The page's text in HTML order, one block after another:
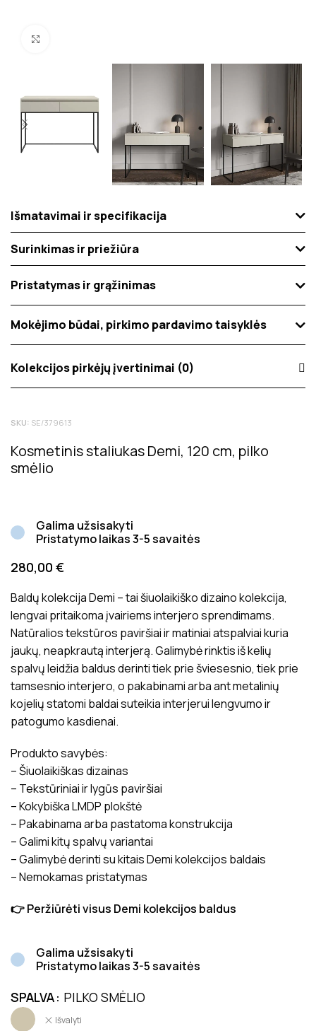
Išmatavimai ir specifikacija
Surinkimas ir priežiūra
Pristatymas ir grąžinimas
Mokėjimo būdai, pirkimo pardavimo taisyklės
Kolekcijos pirkėjų įvertinimai (0)
produktą, gali palikti atsiliepimą. Bendras produktų
įvertinimas rodo bendrą vidutinį klientų įvertinimą.
Atsiliepimai prieš juos paskelbiant yra patikrinami dėl jų
tinkamumo ir aktualumo produkto vertinimui.
SKU: SE/379613
Kosmetinis staliukas Demi, 120 cm, pilko
smėlio
Galima užsisakyti
Pristatymo laikas 3-5 savaitės
280,00 €
Baldų kolekcija Demi – tai šiuolaikiško dizaino kolekcija,
lengvai pritaikoma įvairiems interjero sprendimams.
Natūralios tekstūros paviršiai ir matiniai atspalviai kuria
jaukų, neapkrautą interjerą. Galimybė rinktis iš kelių
spalvų leidžia baldus derinti tiek prie šviesesnio, tiek prie
tamsesnio interjero, o pakabinami arba ant metalinių
kojelių statomi baldai suteikia interjerui lengvumo ir
patogumo kasdienai.
Produkto savybės:
– Šiuolaikiškas dizainas
– Tekstūriniai ir lygūs paviršiai
– Kokybiška LMDP plokštė
– Pakabinama arba pastatoma konstrukcija
– Galimi kitų spalvų variantai
– Galimybė derinti su kitais Demi kolekcijos baldais
– Nemokamas pristatymas
👉 Peržiūrėti visus Demi kolekcijos baldus
Galima užsisakyti
Pristatymo laikas 3-5 savaitės
SPALVA PILKO SMĖLIO
Išvalyti